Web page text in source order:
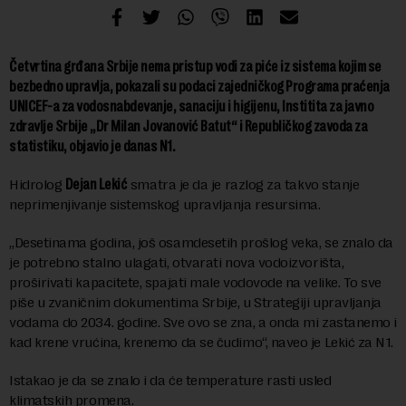
Četvrtina grđana Srbije nema pristup vodi za piće iz sistema kojim se
bezbedno upravlja, pokazali su podaci zajedničkog Programa praćenja
UNICEF-a za vodosnabdevanje, sanaciju i higijenu, Institita za javno
zdravlje Srbije „Dr Milan Jovanović Batut“ i Republičkog zavoda za
statistiku, objavio je danas N1.
Hidrolog Dejan Lekić smatra je da je razlog za takvo stanje
neprimenjivanje sistemskog upravljanja resursima.
„Desetinama godina, još osamdesetih prošlog veka, se znalo da
je potrebno stalno ulagati, otvarati nova vodoizvorišta,
proširivati kapacitete, spajati male vodovode na velike. To sve
piše u zvaničnim dokumentima Srbije, u Strategiji upravljanja
vodama do 2034. godine. Sve ovo se zna, a onda mi zastanemo i
kad krene vrućina, krenemo da se čudimo“, naveo je Lekić za N1.
Istakao je da se znalo i da će temperature rasti usled
klimatskih promena.